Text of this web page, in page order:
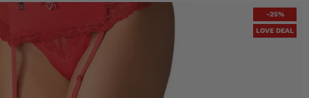
-25%
LOVE DEAL